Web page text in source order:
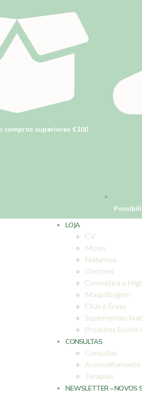
compras superiores €100
LOJA
CV
Moon
Naturnua
Dietmed
Cosmética e
Maquilhagem
Chás e Ervas
Suplementos
Produtos
CONSULTAS
Consultas
Terapias
NEWSLETTER – NOVOS